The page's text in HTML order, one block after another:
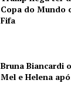
Copa do Mundo
Fifa
Bruna Biancardi
Mel e Helena